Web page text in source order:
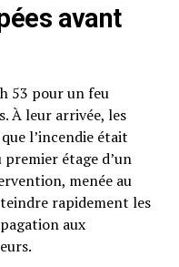
avant
53 pour un feu
À leur arrivée, les
l’incendie était
étage d’un
menée au
rapidement les
aux